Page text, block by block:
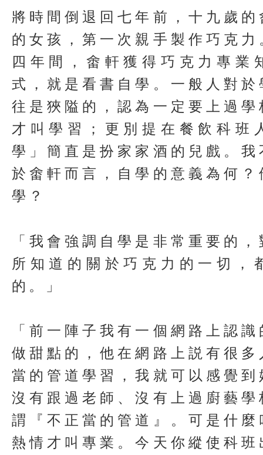
將時間倒退回七年前，十九歲
的女孩，第一次親手製作巧克
四年間，畬軒獲得巧克力專業
式，就是看書自學。一般人對
往是狹隘的，認為一定要上過
才叫學習；更別提在餐飲科班
學」簡直是扮家家酒的兒戲。
於畬軒而言，自學的意義為何
學？
「我會強調自學是非常重要的
所知道的關於巧克力的一切，
的。」
「前一陣子我有一個網路上認
做甜點的，他在網路上説有很
當的管道學習，我就可以感覺
沒有跟過老師、沒有上過廚藝
謂『不正當的管道』。可是什
熱情才叫專業。今天你縱使科